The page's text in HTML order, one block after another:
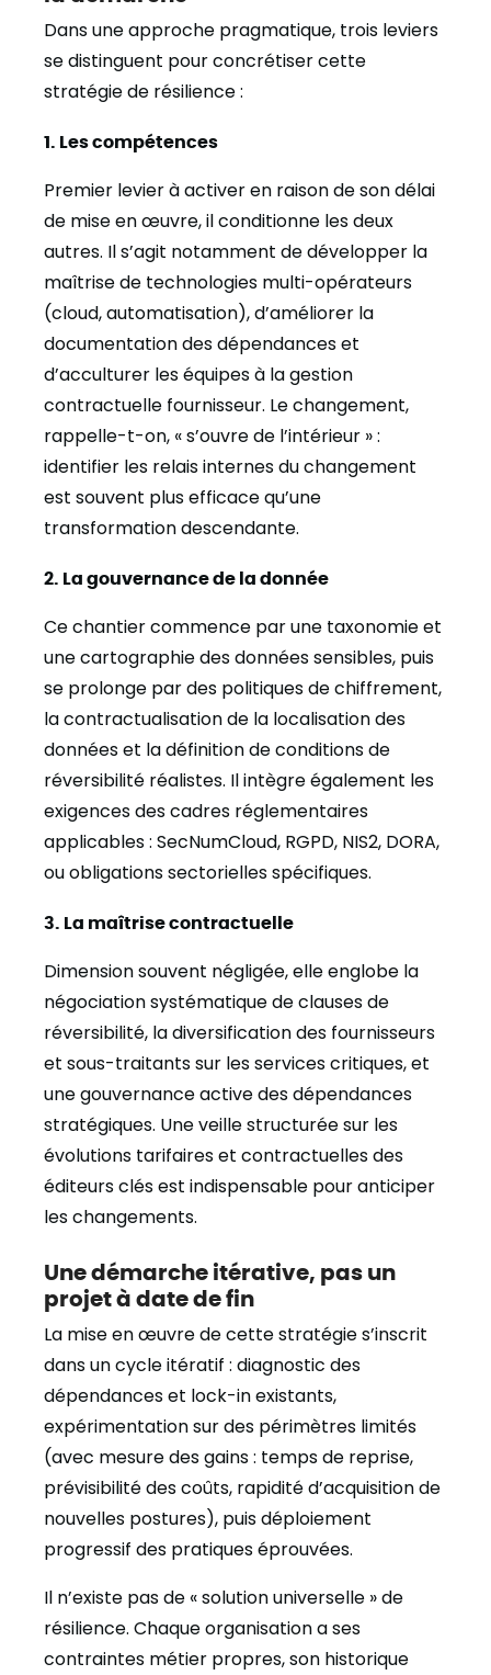
Dans une approche pragmatique, trois leviers
se distinguent pour concrétiser cette
stratégie de résilience :
1. Les compétences
Premier levier à activer en raison de son délai
de mise en œuvre, il conditionne les deux
autres. Il s’agit notamment de développer la
maîtrise de technologies multi-opérateurs
(cloud, automatisation), d’améliorer la
documentation des dépendances et
d’acculturer les équipes à la gestion
contractuelle fournisseur. Le changement,
rappelle-t-on, « s’ouvre de l’intérieur » :
identifier les relais internes du changement
est souvent plus efficace qu’une
transformation descendante.
2. La gouvernance de la donnée
Ce chantier commence par une taxonomie et
une cartographie des données sensibles, puis
se prolonge par des politiques de chiffrement,
la contractualisation de la localisation des
données et la définition de conditions de
réversibilité réalistes. Il intègre également les
exigences des cadres réglementaires
applicables : SecNumCloud, RGPD, NIS2, DORA,
ou obligations sectorielles spécifiques.
3. La maîtrise contractuelle
Dimension souvent négligée, elle englobe la
négociation systématique de clauses de
réversibilité, la diversification des fournisseurs
et sous-traitants sur les services critiques, et
une gouvernance active des dépendances
stratégiques. Une veille structurée sur les
évolutions tarifaires et contractuelles des
éditeurs clés est indispensable pour anticiper
les changements.
Une démarche itérative, pas un
projet à date de fin
La mise en œuvre de cette stratégie s’inscrit
dans un cycle itératif : diagnostic des
dépendances et lock-in existants,
expérimentation sur des périmètres limités
(avec mesure des gains : temps de reprise,
prévisibilité des coûts, rapidité d’acquisition de
nouvelles postures), puis déploiement
progressif des pratiques éprouvées.
Il n’existe pas de « solution universelle » de
résilience. Chaque organisation a ses
contraintes métier propres, son historique